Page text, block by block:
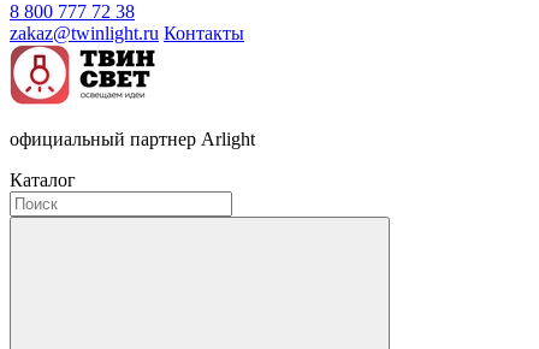
8 800 777 72 38
zakaz@twinlight.ru Контакты
официальный партнер Arlight
Каталог